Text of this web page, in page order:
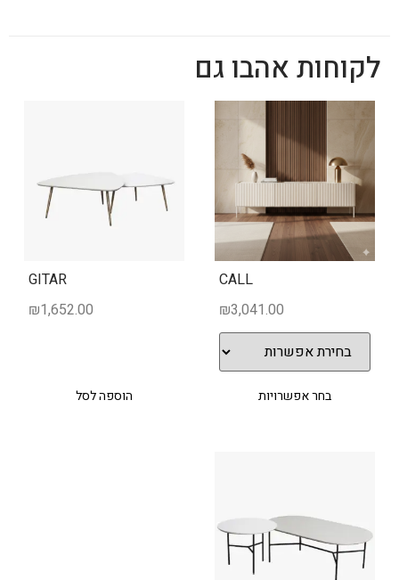
לקוחות אהבו גם
CALL
₪3,041.00
בחר אפשרויות
GITAR
₪1,652.00
הוספה לסל